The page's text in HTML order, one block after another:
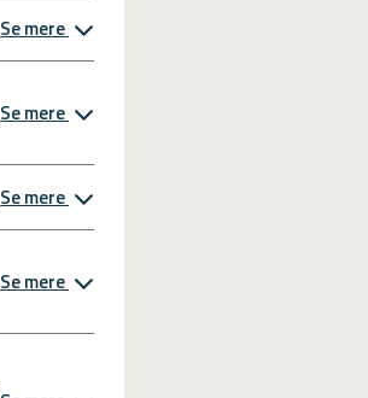
Se mere
Se mere
Se mere
Se mere